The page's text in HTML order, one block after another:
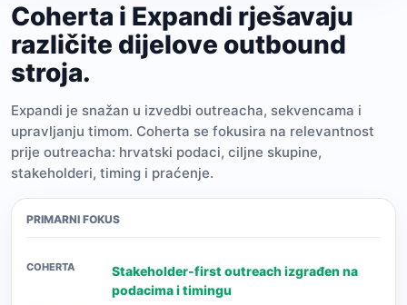
Coherta i Expandi rješavaju
različite dijelove outbound
stroja.
Expandi je snažan u izvedbi outreacha, sekvencama i
upravljanju timom. Coherta se fokusira na relevantnost
prije outreacha: hrvatski podaci, ciljne skupine,
stakeholderi, timing i praćenje.
PRIMARNI FOKUS
Stakeholder-first outreach izgrađen na
podacima i timingu